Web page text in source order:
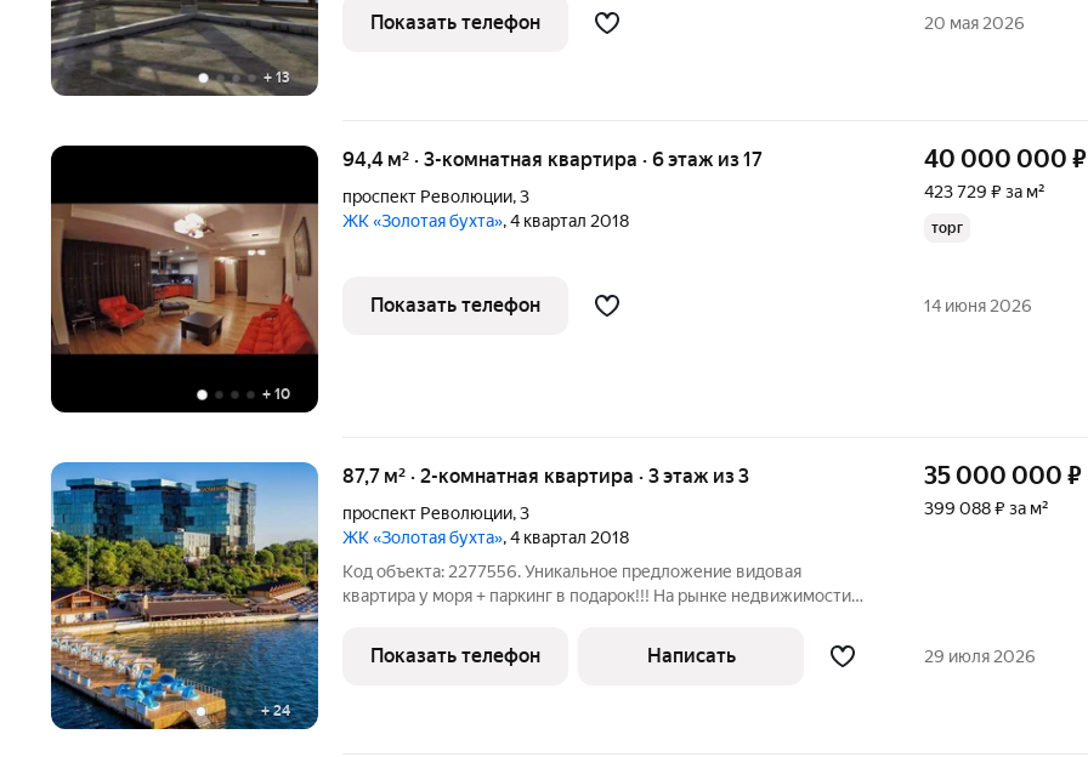
+ 13
дает возможность реализовать свои дизайнерские мечты в
реальность.
Показать телефон 20 мая 2026
+ 10
94,4 м² · 3-комнатная квартира · 6 этаж из 17
проспект Революции,3
ЖК «Золотая бухта», 4 квартал 2018
40 000 000 ₽
423 729 ₽ за м²
торг
Показать телефон 14 июня 2026
+24
87,7 м² · 2-комнатная квартира · 3 этаж из 3
проспект Революции,3
ЖК «Золотая бухта», 4 квартал 2018
Код объекта: 2277556. Уникальное предложение видовая
квартира у моря + паркинг в подарок!!! На рынке недвижимости
пляжем бассейнами на улице и крытым, спортивным залом. ВИД
из всех окон на
35 000 000 ₽
399 088 ₽ за м²
Показать телефон Написать 29 июля 2026